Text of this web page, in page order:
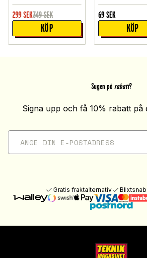
299 SEK349 SEK
KÖP
69 SEK
KÖP
Sugen på rabatt?
Signa upp och få 10% rabatt på
Gratis fraktalternativ